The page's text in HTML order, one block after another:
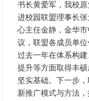
书长黄爱军，我校
进校园联盟理事长
心主任金静，金华
议，联盟各成员单
过去一年在体系构
提升等方面取得丰
坚实基础。下一步
新推广模式与方法